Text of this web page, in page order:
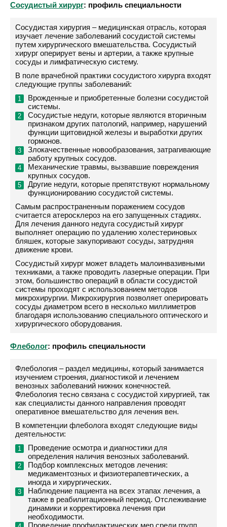
Сосудистый хирург: профиль специальности
Сосудистая хирургия – медицинская отрасль, которая
изучает лечение заболеваний сосудистой системы
путем хирургического вмешательства. Сосудистый
хирург оперирует вены и артерии, а также крупные
сосуды и лимфатическую систему.
В поле врачебной практики сосудистого хирурга входят
следующие группы заболеваний:
Врожденные и приобретенные болезни сосудистой
системы.
Сосудистые недуги, которые являются вторичным
признаком других патологий, например, нарушений
функции щитовидной железы и выработки других
гормонов.
Злокачественные новообразования, затрагивающие
работу крупных сосудов.
Механические травмы, вызвавшие повреждения
крупных сосудов.
Другие недуги, которые препятствуют нормальному
функционированию сосудистой системы.
Самым распространенным поражением сосудов
считается атеросклероз на его запущенных стадиях.
Для лечения данного недуга сосудистый хирург
выполняет операцию по удалению холестериновых
бляшек, которые закупоривают сосуды, затрудняя
движение крови.
Сосудистый хирург может владеть малоинвазивными
техниками, а также проводить лазерные операции. При
этом, большинство операций в области сосудистой
системы проходят с использованием методов
микрохирургии. Микрохирургия позволяет оперировать
сосуды диаметром всего в несколько миллиметров
благодаря использованию специального оптического и
хирургического оборудования.
Флеболог: профиль специальности
Флебология – раздел медицины, который занимается
изучением строения, диагностикой и лечением
венозных заболеваний нижних конечностей.
Флебология тесно связана с сосудистой хирургией, так
как специалисты данного направления проводят
оперативное вмешательство для лечения вен.
В компетенции флеболога входят следующие виды
деятельности:
Проведение осмотра и диагностики для
определения наличия венозных заболеваний.
Подбор комплексных методов лечения:
медикаментозных и физиотерапевтических, а
иногда и хирургических.
Наблюдение пациента на всех этапах лечения, а
также в реабилитационный период. Отслеживание
динамики и корректировка лечения при
необходимости.
Проведение профилактических мер среди групп